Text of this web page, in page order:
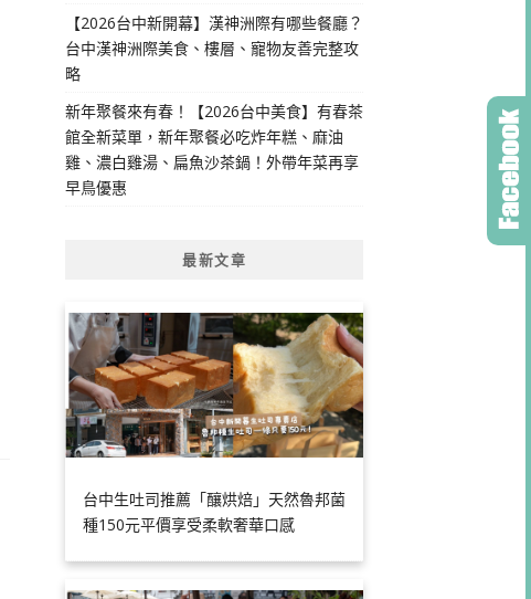
【2026台中新開幕】漢神洲際有哪些餐廳？
台中漢神洲際美食、樓層、寵物友善完整攻
略
新年聚餐來有春！【2026台中美食】有春茶
館全新菜單，新年聚餐必吃炸年糕、麻油
雞、濃白雞湯、扁魚沙茶鍋！外帶年菜再享
早鳥優惠
最新文章
台中生吐司推薦「釀烘焙」天然魯邦菌
種150元平價享受柔軟奢華口感